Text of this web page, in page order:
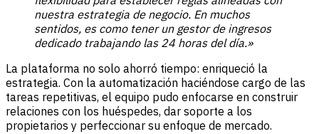
nuestra estrategia de negocio. En muchos
sentidos, es como tener un gestor de ingresos
dedicado trabajando las 24 horas del día.»
La plataforma no solo ahorró tiempo: enriqueció la
estrategia. Con la automatización haciéndose cargo de las
tareas repetitivas, el equipo pudo enfocarse en construir
relaciones con los huéspedes, dar soporte a los
propietarios y perfeccionar su enfoque de mercado.